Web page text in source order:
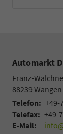
Automarkt
Franz-
88239
Telefon: +49-
Telefax: +49-
E-Mail: